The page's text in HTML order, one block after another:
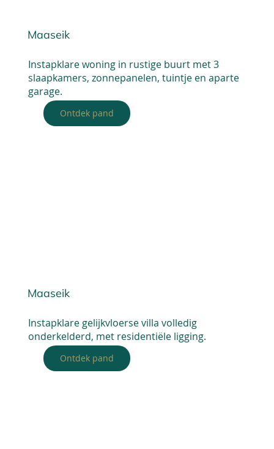
Maaseik
Instapklare woning in rustige buurt met 3
slaapkamers, zonnepanelen, tuintje en aparte
garage.
Ontdek pand
Maaseik
Instapklare gelijkvloerse villa volledig
onderkelderd, met residentiële ligging.
Ontdek pand